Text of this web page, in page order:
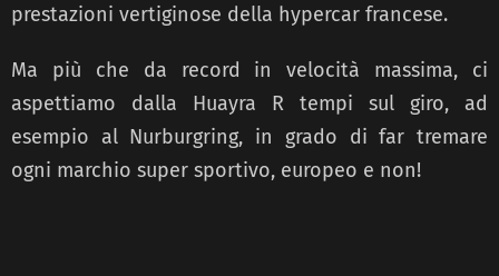
prestazioni vertiginose della hypercar francese.
Ma più che da record in velocità massima, ci
aspettiamo dalla Huayra R tempi sul giro, ad
esempio al Nurburgring, in grado di far tremare
ogni marchio super sportivo, europeo e non!